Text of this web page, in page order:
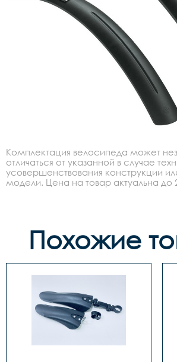
Комплектация велосипеда может
отличаться от указанной в случае
усовершенствования конструкции
модели. Цена на товар актуальна до
Похожие